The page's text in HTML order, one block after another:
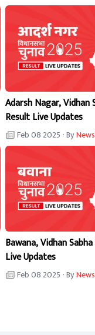
Adarsh Nagar, Vidhan
Result Live Updates
Feb 08 2025 · By
Bawana, Vidhan
Live Updates
Feb 08 2025 · By